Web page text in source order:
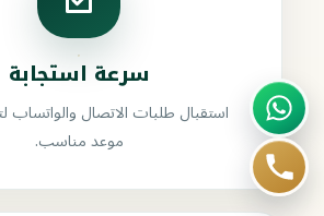
سرعة استجابة
استقبال طلبات الاتصال والواتساب
موعد مناسب.